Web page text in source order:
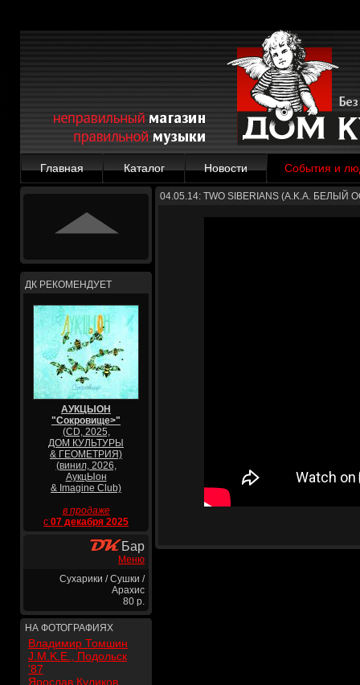
Главная Каталог Новости События и
ДК РЕКОМЕНДУЕТ
АУКЦЫОН
"Сокровище>"
(CD, 2025,
ДОМ КУЛЬТУРЫ
& ГЕОМЕТРИЯ)
(винил, 2026,
АукцЫон
& Imagine Club)
в продаже
с 07 декабря 2025
Бар
Меню
Сухарики / Сушки /
Арахис
80 р.
НА ФОТОГРАФИЯХ
Владимир Томшин
J.M.K.E., Подольск
'87
Ярослав Куликов,
04.05.14: TWO SIBERIANS (A.K.A.